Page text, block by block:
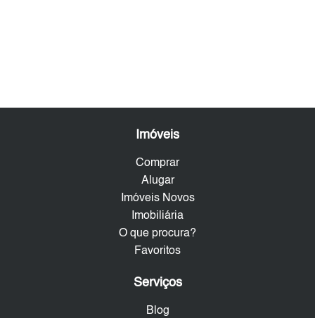
Imóveis
Comprar
Alugar
Imóveis Novos
Imobiliária
O que procura?
Favoritos
Serviços
Blog